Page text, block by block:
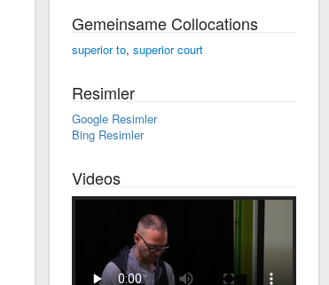
Gemeinsame Collocations
superior to, superior court
Resimler
Google Resimler
Bing Resimler
Videos